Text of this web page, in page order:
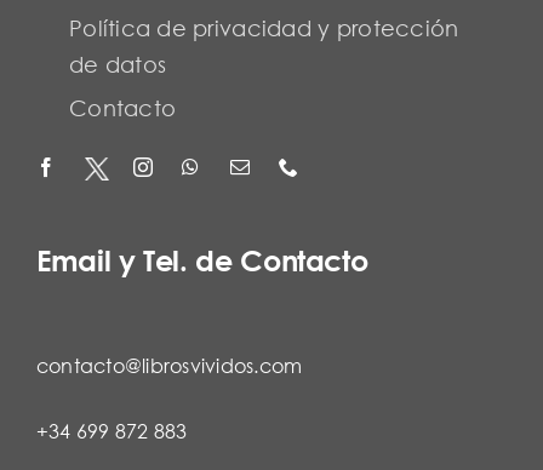
Política de privacidad y protección
de datos
Contacto
Email y Tel. de Contacto
contacto@librosvividos.com
+34 699 872 883